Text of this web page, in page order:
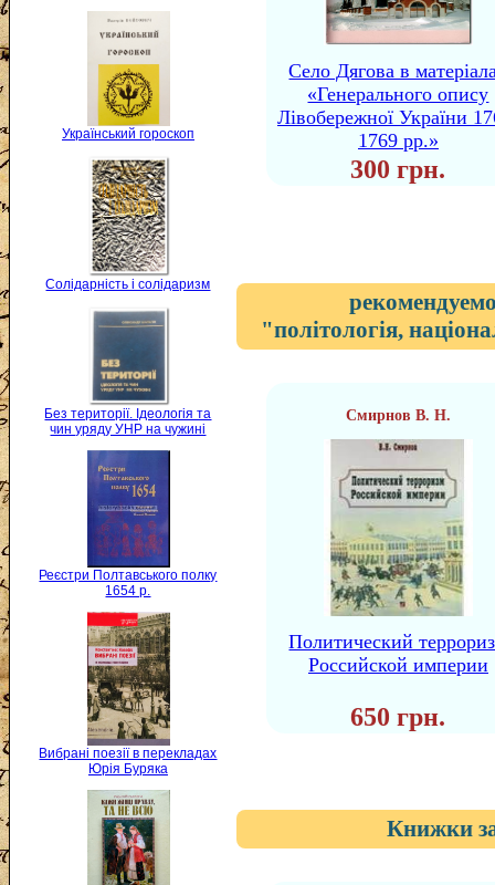
Український гороскоп
Солідарність і солідаризм
Без території. Ідеологія та
чин уряду УНР на чужині
Реєстри Полтавського полку
1654 р.
Вибрані поезії в перекладах
Юрія Буряка
Село Дягова в
«Генерального опису
Лівобережної України
1769 рр.»
300 грн.
"політологія,
Смирнов В. Н.
Политический
Российской империи
650 грн.
Книжки